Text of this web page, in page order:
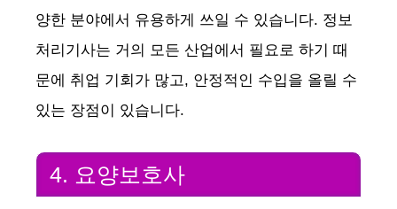
d
e
양한 분야에서 유용하게 쓰일 수 있습니다. 정보
처리기사는 거의 모든 산업에서 필요로 하기 때
문에 취업 기회가 많고, 안정적인 수입을 올릴 수
있는 장점이 있습니다.
4. 요양보호사